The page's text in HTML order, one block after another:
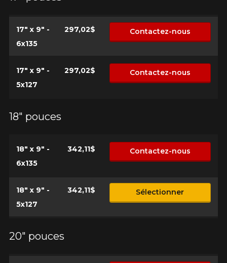
17" x 9" -
6x135
297,02$ Contactez-nous
17" x 9" -
5x127
297,02$ Contactez-nous
18" pouces
18" x 9" -
6x135
342,11$ Contactez-nous
18" x 9" -
5x127
342,11$ Sélectionner
20" pouces